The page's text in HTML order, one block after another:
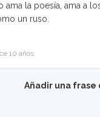
ama la poesía, ama a
un ruso.
10 años
Añadir una frase